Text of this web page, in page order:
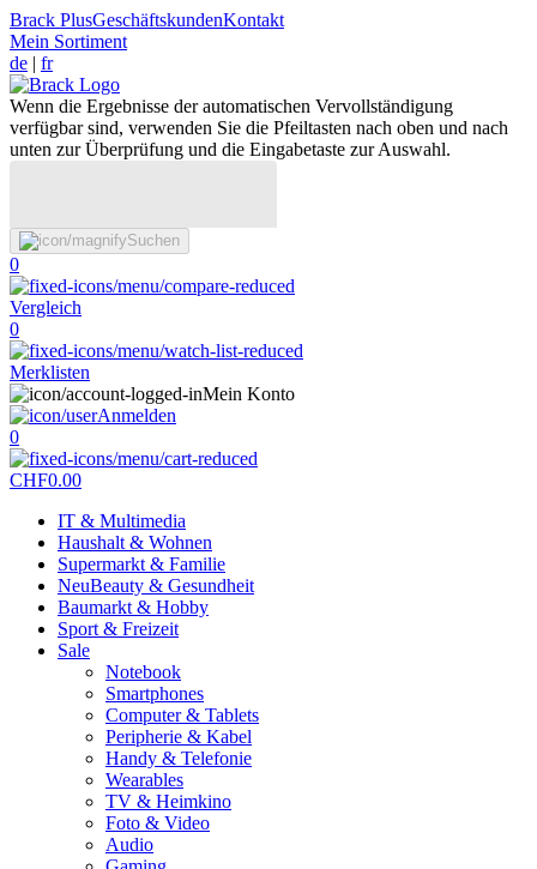
Brack PlusGeschäftskundenKontakt
Mein Sortiment
de | fr
Wenn die Ergebnisse der automatischen Vervollständigung
verfügbar sind, verwenden Sie die Pfeiltasten nach oben und nach
unten zur Überprüfung und die Eingabetaste zur Auswahl.
Suchen
0
Vergleich
0
Merklisten
Mein Konto
Anmelden
0
CHF0.00
IT & Multimedia
Haushalt & Wohnen
Supermarkt & Familie
NeuBeauty & Gesundheit
Baumarkt & Hobby
Sport & Freizeit
Sale
Notebook
Smartphones
Computer & Tablets
Peripherie & Kabel
Handy & Telefonie
Wearables
TV & Heimkino
Foto & Video
Audio